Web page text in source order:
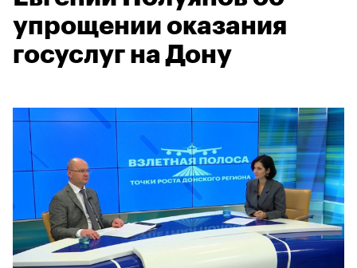
упрощении оказания
госуслуг на Дону